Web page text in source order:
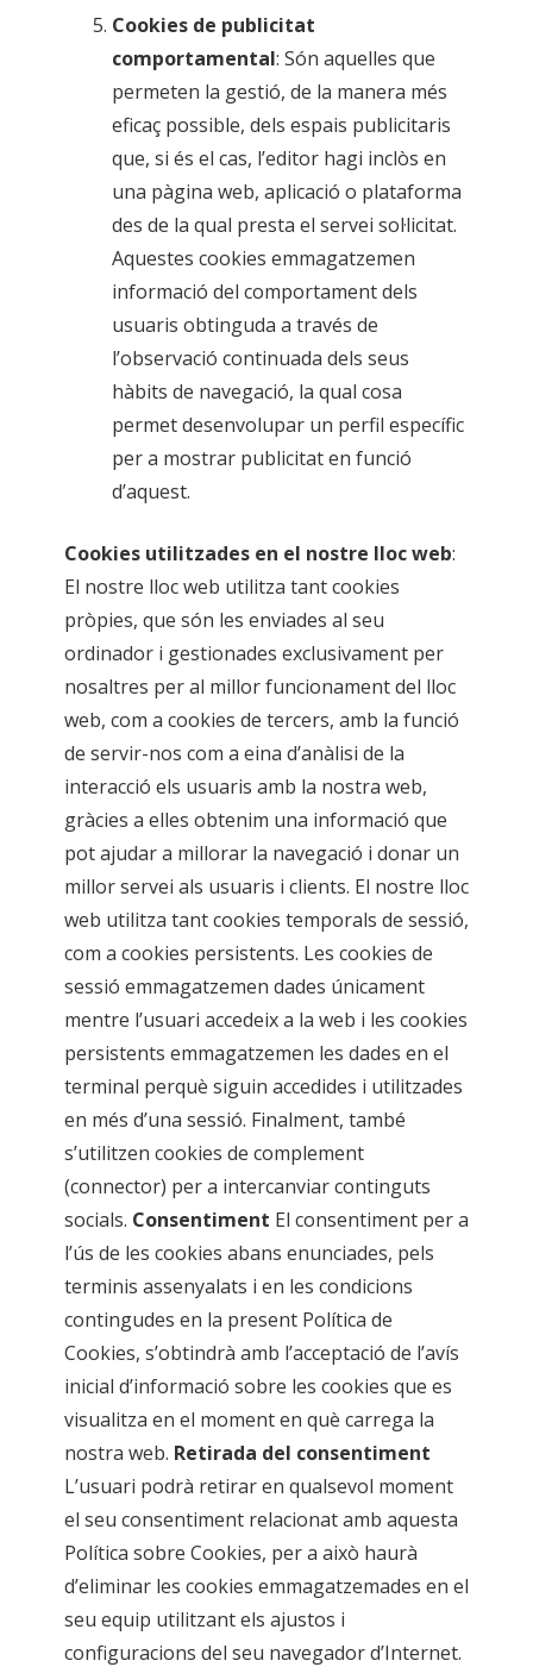
Cookies de publicitat
comportamental: Són aquelles que
permeten la gestió, de la manera més
eficaç possible, dels espais publicitaris
que, si és el cas, l’editor hagi inclòs en
una pàgina web, aplicació o plataforma
des de la qual presta el servei sol·licitat.
Aquestes cookies emmagatzemen
informació del comportament dels
usuaris obtinguda a través de
l’observació continuada dels seus
hàbits de navegació, la qual cosa
permet desenvolupar un perfil específic
per a mostrar publicitat en funció
d’aquest.
Cookies utilitzades en el nostre lloc web:
El nostre lloc web utilitza tant cookies
pròpies, que són les enviades al seu
ordinador i gestionades exclusivament per
nosaltres per al millor funcionament del lloc
web, com a cookies de tercers, amb la funció
de servir-nos com a eina d’anàlisi de la
interacció els usuaris amb la nostra web,
gràcies a elles obtenim una informació que
pot ajudar a millorar la navegació i donar un
millor servei als usuaris i clients. El nostre lloc
web utilitza tant cookies temporals de sessió,
com a cookies persistents. Les cookies de
sessió emmagatzemen dades únicament
mentre l’usuari accedeix a la web i les cookies
persistents emmagatzemen les dades en el
terminal perquè siguin accedides i utilitzades
en més d’una sessió. Finalment, també
s’utilitzen cookies de complement
(connector) per a intercanviar continguts
socials. Consentiment El consentiment per a
l’ús de les cookies abans enunciades, pels
terminis assenyalats i en les condicions
contingudes en la present Política de
Cookies, s’obtindrà amb l’acceptació de l’avís
inicial d’informació sobre les cookies que es
visualitza en el moment en què carrega la
nostra web. Retirada del consentiment
L’usuari podrà retirar en qualsevol moment
el seu consentiment relacionat amb aquesta
Política sobre Cookies, per a això haurà
d’eliminar les cookies emmagatzemades en el
seu equip utilitzant els ajustos i
configuracions del seu navegador d’Internet.